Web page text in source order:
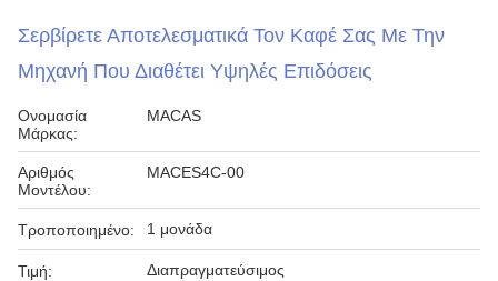
Σερβίρετε Αποτελεσματικά Τον Καφέ Σας Με Την
Μηχανή Που Διαθέτει Υψηλές Επιδόσεις
Ονομασία
Μάρκας:
MACAS
Αριθμός
Μοντέλου:
MACES4C-00
Τροποποιημένο: 1 μονάδα
Τιμή: Διαπραγματεύσιμος